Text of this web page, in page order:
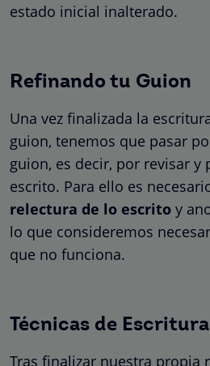
estado inicial inalterado.
Refinando tu Guion
Una vez finalizada la
guion, tenemos que pasar
guion, es decir, por revisar y
escrito. Para ello es
relectura de lo escrito y
lo que consideremos
que no funciona.
Técnicas de
Tras finalizar nuestra propia